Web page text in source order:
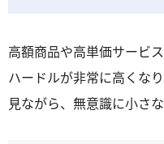
高額商品や高単価サービ
ハードルが非常に高くな
見ながら、無意識に小さ